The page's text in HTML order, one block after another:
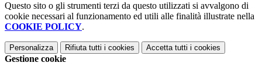
Questo sito o gli strumenti terzi da questo utilizzati si avvalgono di
cookie necessari al funzionamento ed utili alle finalità illustrate nella
COOKIE POLICY.
Personalizza Rifiuta tutti i cookies Accetta tutti i cookies
Gestione cookie